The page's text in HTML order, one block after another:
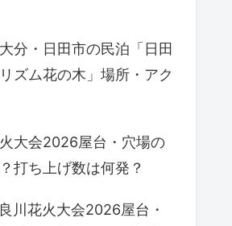
分・日田市の民泊「日田
ズム花の木」場所・アク
大会2026屋台・穴場の
打ち上げ数は何発？
川花火大会2026屋台・